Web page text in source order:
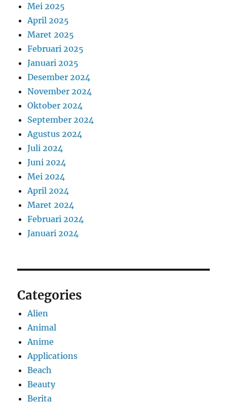
Mei 2025
April 2025
Maret 2025
Februari 2025
Januari 2025
Desember 2024
November 2024
Oktober 2024
September 2024
Agustus 2024
Juli 2024
Juni 2024
Mei 2024
April 2024
Maret 2024
Februari 2024
Januari 2024
Categories
Alien
Animal
Anime
Applications
Beach
Beauty
Berita